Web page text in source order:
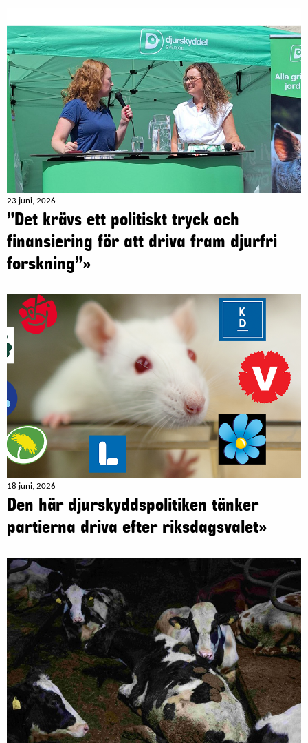
23 juni, 2026
”Det krävs ett politiskt tryck och
finansiering för att driva fram djurfri
forskning”»
18 juni, 2026
Den här djurskyddspolitiken tänker
partierna driva efter riksdagsvalet»